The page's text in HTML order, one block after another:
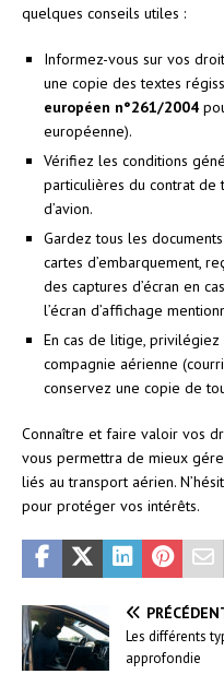
quelques conseils utiles :
Informez-vous sur vos
une copie des textes
européen n°261/2004
européenne).
Vérifiez les conditions
particulières du contrat de
d’avion.
Gardez tous les
cartes d’embarquement,
des captures d’écran en
l’écran d’affichage
En cas de litige,
compagnie aérienne
conservez une copie de
Connaître et faire valoir vos
vous permettra de mieux
liés au transport aérien.
pour protéger vos intérêts.
Les différents
approfondie